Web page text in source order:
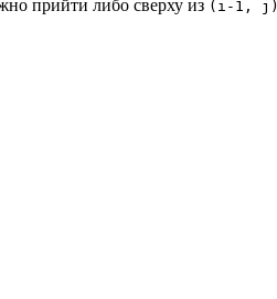
прийти либо сверху из (i-1, j)